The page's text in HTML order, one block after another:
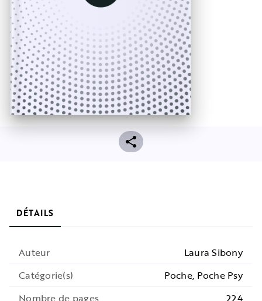
DÉTAILS
Auteur
Laura Sibony
Catégorie(s)
Poche, Poche Psy
Nombre de pages
224